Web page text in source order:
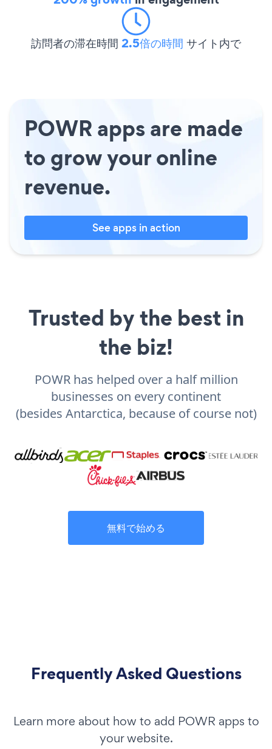
訪問者の滞在時間 2.5倍の時間 サイト内で
POWR apps are made
to grow your online
revenue.
See apps in action
Trusted by the best in
the biz!
POWR has helped over a half million
businesses on every continent
(besides Antarctica, because of course not)
無料で始める
Frequently Asked Questions
Learn more about how to add POWR apps to
your website.